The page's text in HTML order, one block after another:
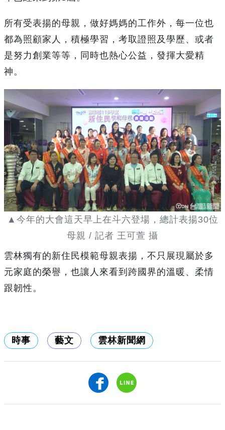
所有受表揚的母親，做好媽媽的工作外，每一位也
都為照顧家人，積極學習，考取證照及學歷、或者
是努力創業等等，同時也熱心公益，發揮大愛精
神。
▲今年的大會這天早上在斗六登場，總計表揚30位
母親 / 記者 王可萱 攝
雲林獨有的新住民模範母親表揚，不只展現屬於多
元家庭的榮譽，也讓人來看到跨國界的溫暖、柔情
跟韌性。
時事 藝文 雲林新聞網